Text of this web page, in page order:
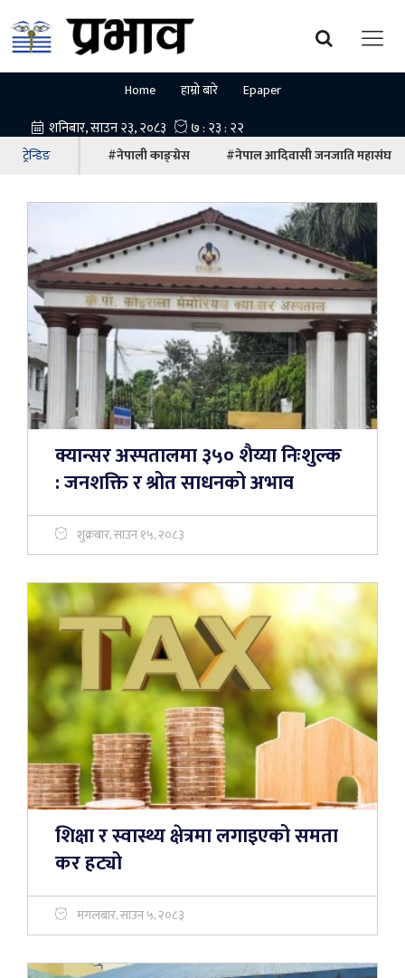
Home हाम्रो बारे Epaper
ट्रेन्डिङ #नेपाली काङ्ग्रेस #नेपाल आदिवासी जनजाति महासंघ
क्यान्सर अस्पतालमा ३५० शैय्या निःशुल्क
: जनशक्ति र श्रोत साधनको अभाव
शुक्रबार, साउन १५, २०८३
शिक्षा र स्वास्थ्य क्षेत्रमा लगाइएको समता
कर हट्यो
मंगलबार, साउन ५, २०८३